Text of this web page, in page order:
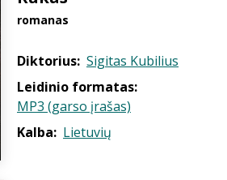
romanas
Diktorius: Sigitas Kubilius
Leidinio formatas:
MP3 (garso įrašas)
Kalba: Lietuvių